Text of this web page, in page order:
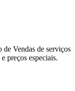
Vendas de serviços
preços especiais.